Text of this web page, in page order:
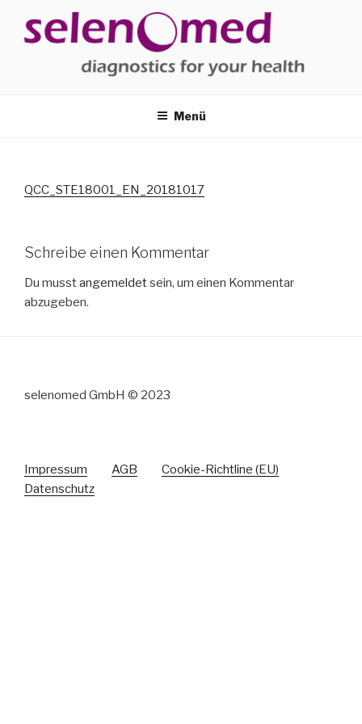
Inhalt
springen
Menü
QCC_STE18001_EN_20181017
Schreibe einen Kommentar
Du musstangemeldetsein, um einen Kommentar
abzugeben.
selenomed GmbH © 2023
Impressum AGB
Cookie-Richtline (EU)
Datenschutz